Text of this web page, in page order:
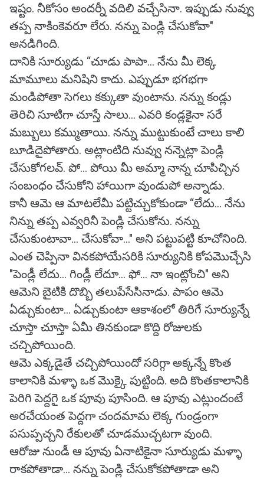
ఇష్టం. నీకోసం అందర్నీ వదిలి వచ్చేసినా. ఇప్పుడు నువ్వు
తప్ప నాకింకెవరూ లేరు. నన్ను పెండ్లి చేసుకోవా"
అనడిగింది.
దానికి సూర్యుడు “చూడు పాపా... నేను మీ లెక్క
మామూలు మనిషిని కాదు. ఎప్పుడూ భగభగా
మండిపోతా సెగలు కక్కుతా వుంటాను. నన్ను కండ్లు
తెరిచి సూటిగా చూస్తే సాలు... ఎవరి కండ్లకైనా సరే
మబ్బులు కమ్ముతాయి. నన్ను ముట్టుకుంటే చాలు కాలి
బూడిదైపోతారు. అట్లాంటిది నువ్వు నన్నెట్లా పెండ్లి
చేసుకోగలవ్. పో... పోయి మీ అమ్మా నాన్న చూపిచ్చిన
సంబంధం చేసుకోని హాయిగా వుండుపో అన్నాడు.
కానీ ఆమె ఆ మాటలేమీ పట్టిచ్చుకోకుండా “లేదు... నేను
నిన్ను తప్ప ఎవ్వరినీ పెండ్లి చేసుకోను. నన్ను
చేసుకుంటావా... చేసుకోవా..." అని పట్టుపట్టి కూచోనింది.
ఎంత చెప్పినా వినకపోయేసరికి సూర్యునికి కోపమొచ్చేసి
"పెండ్లీ లేదు... గిండ్లీ లేదూ... ఫో... నా ఇంట్లోంచి" అని
ఆమెని బైటికి దొబ్బి తలుపేసేసినాడు. పాపం ఆమె
ఏడ్చుకుంటా... ఏడ్చుకుంటా ఆకాశంలో తిరిగే సూర్యున్నే
చూస్తా చూస్తా ఏమీ తినకుండా కొద్ది రోజులకు
చచ్చిపోయింది.
ఆమె ఎక్కడైతే చచ్చిపోయిందో సరిగ్గా అక్కన్నే కొంత
కాలానికి మళ్ళా ఒక మొక్కై పుట్టింది. అది కొంతకాలానికి
పెరిగి పెద్దగై ఒక పూవు పూసింది. ఆ పూవు ఎట్లుందంటే
అరచేయంత పెద్దగా చందమామ లెక్క గుండ్రంగా
పసుప్పచ్చని రేకులతో చూడముచ్చటగా వుంది.
ఆరోజు నుండీ ఆ పూవు ఏనాటికైనా సూర్యుడు మళ్ళా
రాకపోతాడా... నన్ను పెండ్లి చేసుకోకపోతాడా అని